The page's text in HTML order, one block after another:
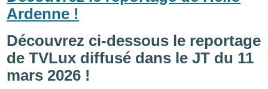
Ardenne !
Découvrez ci-dessous le reportage
de TVLux diffusé dans le JT du 11
mars 2026 !